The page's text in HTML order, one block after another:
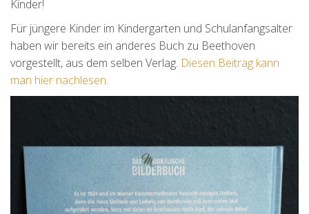
Kinder!
Für jüngere Kinder im Kindergarten und Schulanfangsalter
haben wir bereits ein anderes Buch zu Beethoven
vorgestellt, aus dem selben Verlag. Diesen Beitrag kann
man hier nachlesen.